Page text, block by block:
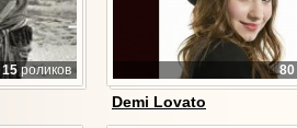
15роликов 80
Demi Lovato